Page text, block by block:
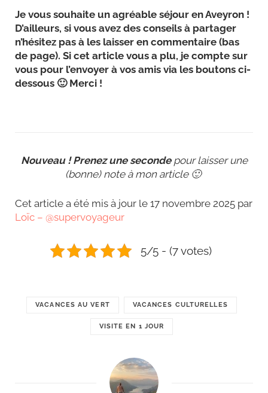
Je vous souhaite un agréable séjour en Aveyron !
D’ailleurs, si vous avez des conseils à partager
n’hésitez pas à les laisser en commentaire (bas
de page). Si cet article vous a plu, je compte sur
vous pour l’envoyer à vos amis via les boutons ci-
dessous 🙂 Merci !
Nouveau ! Prenez une secondepour laisser une
(bonne) note à mon article 🙂
Cet article a été mis à jour le 17 novembre 2025 par
Loïc – @supervoyageur
5/5 - (7 votes)
VACANCES AU VERT VACANCES CULTURELLES
VISITE EN 1 JOUR